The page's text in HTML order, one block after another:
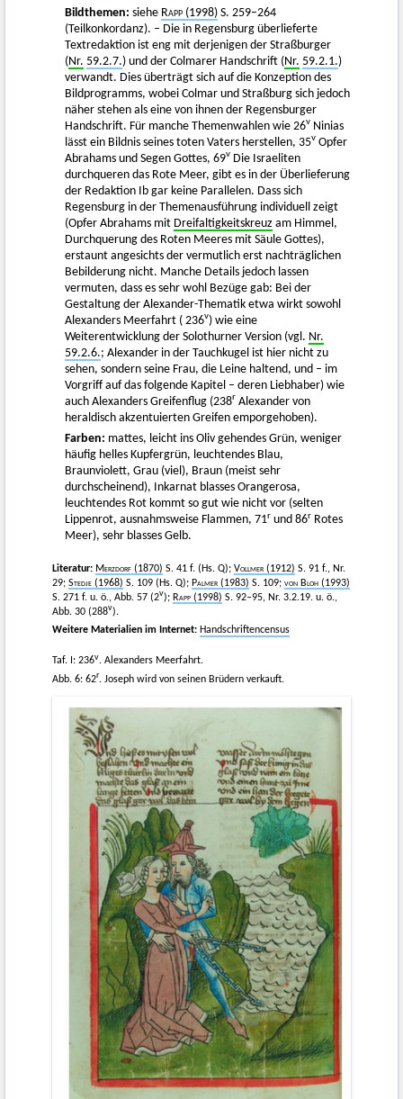
Bildthemen: siehe Rapp (1998) S. 259–264
(Teilkonkordanz). – Die in Regensburg überlieferte
Textredaktion ist eng mit derjenigen der Straßburger
( Nr. 59.2.7.) und der Colmarer Handschrift ( Nr. 59.2.1.)
verwandt. Dies überträgt sich auf die Konzeption des
Bildprogramms, wobei Colmar und Straßburg sich jedoch
näher stehen als eine von ihnen der Regensburger
Handschrift. Für manche Themenwahlen wie 26v Ninias
lässt ein Bildnis seines toten Vaters herstellen, 35v Opfer
Abrahams und Segen Gottes, 69v Die Israeliten
durchqueren das Rote Meer, gibt es in der Überlieferung
der Redaktion Ib gar keine Parallelen. Dass sich
Regensburg in der Themenausführung individuell zeigt
(Opfer Abrahams mit Dreifaltigkeitskreuz am Himmel,
Durchquerung des Roten Meeres mit Säule Gottes),
erstaunt angesichts der vermutlich erst nachträglichen
Bebilderung nicht. Manche Details jedoch lassen
vermuten, dass es sehr wohl Bezüge gab: Bei der
Gestaltung der Alexander-Thematik etwa wirkt sowohl
Alexanders Meerfahrt ( 236v) wie eine
Weiterentwicklung der Solothurner Version (vgl. Nr.
59.2.6.; Alexander in der Tauchkugel ist hier nicht zu
sehen, sondern seine Frau, die Leine haltend, und – im
Vorgriff auf das folgende Kapitel – deren Liebhaber) wie
auch Alexanders Greifenflug (238r Alexander von
heraldisch akzentuierten Greifen emporgehoben).
Farben: mattes, leicht ins Oliv gehendes Grün, weniger
häufig helles Kupfergrün, leuchtendes Blau,
Braunviolett, Grau (viel), Braun (meist sehr
durchscheinend), Inkarnat blasses Orangerosa,
leuchtendes Rot kommt so gut wie nicht vor (selten
Lippenrot, ausnahmsweise Flammen, 71r und 86r Rotes
Meer), sehr blasses Gelb.
Literatur: Merzdorf (1870) S. 41 f. (Hs. Q); Vollmer (1912) S. 91 f., Nr.
29; Stedje (1968) S. 109 (Hs. Q); Palmer (1983) S. 109; von Bloh (1993)
S. 271 f. u. ö., Abb. 57 (2v); Rapp (1998) S. 92–95, Nr. 3.2.19. u. ö.,
Abb. 30 (288v).
Weitere Materialien im Internet: Handschriftencensus
Taf. I: 236v. Alexanders Meerfahrt.
Abb. 6: 62r. Joseph wird von seinen Brüdern verkauft.